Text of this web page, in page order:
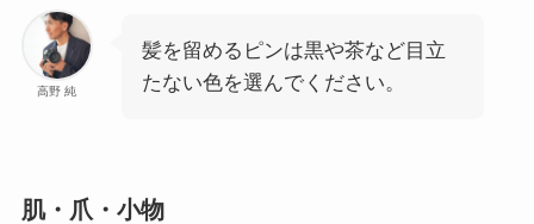
高野 純
髪を留めるピンは黒や茶など目立
たない色を選んでください。
肌・爪・小物